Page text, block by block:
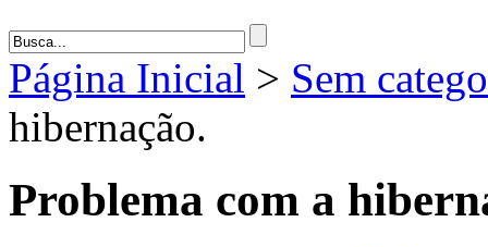
Página Inicial > Sem
hibernação.
Problema com a